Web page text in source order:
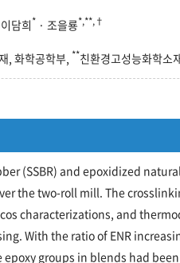
담희* · 조을룡*,**,†
, 화학공학부, **친환경고성능화학소
(SSBR) and epoxidized
the two-roll mill. The
characterizations, and
With the ratio of ENR
groups in blends had